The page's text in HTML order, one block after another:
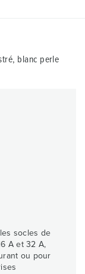
blanc perle
socles de
A et 32 A,
ou pour